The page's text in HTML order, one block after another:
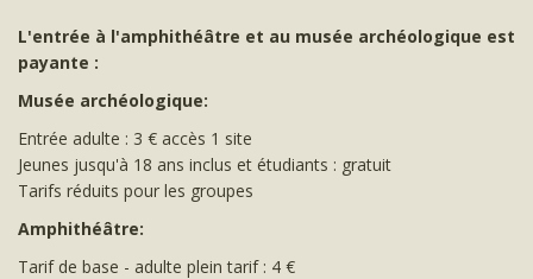
L'entrée à l'amphithéâtre et au musée archéologique est
payante :
Musée archéologique:
Entrée adulte : 3 € accès 1 site
Jeunes jusqu'à 18 ans inclus et étudiants : gratuit
Tarifs réduits pour les groupes
Amphithéâtre:
Tarif de base - adulte plein tarif : 4 €